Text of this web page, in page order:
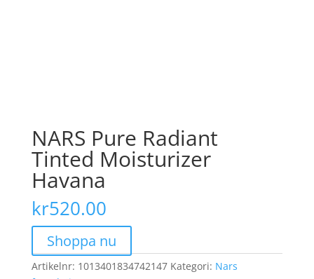
NARS Pure Radiant
Tinted Moisturizer
Havana
kr520.00
Shoppa nu
Artikelnr: 1013401834742147 Kategori: Nars